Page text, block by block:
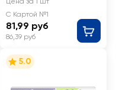
С Картой №1
81,99 руб
86,39 руб
5.0